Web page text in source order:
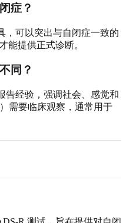
症？
，可以突出与自闭症一致的
能提供正式诊断。
同？
告经验，强调社会、感觉和
需要临床观察，通常用于